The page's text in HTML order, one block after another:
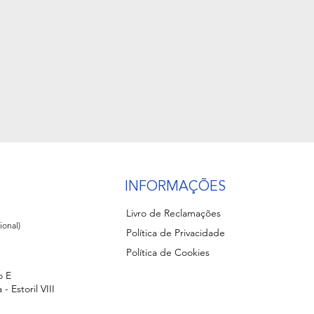
E
- Estoril VIII
INFORMAÇÕES
Livro de Reclamações
Política de Privacidade
Política de Cookies